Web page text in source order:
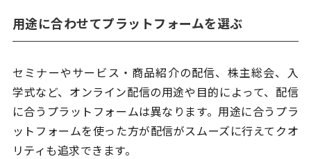
用途に合わせてプラットフォームを選ぶ
セミナーやサービス・商品紹介の配信、株主総会、入
学式など、オンライン配信の用途や目的によって、配信
に合うプラットフォームは異なります。用途に合うプラ
ットフォームを使った方が配信がスムーズに行えてクオ
リティも追求できます。